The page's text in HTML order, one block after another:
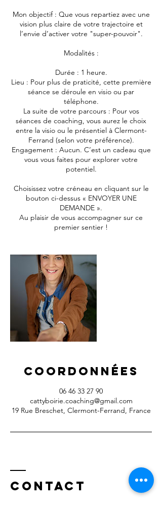
Mon objectif : Que vous repartiez avec une
vision plus claire de votre trajectoire et
l’envie d’activer votre "super-pouvoir".
Modalités :
Durée : 1 heure.
Lieu : Pour plus de praticité, cette première
séance se déroule en visio ou par
téléphone.
La suite de votre parcours : Pour vos
séances de coaching, vous aurez le choix
entre la visio ou le présentiel à Clermont-
Ferrand (selon votre préférence).
Engagement : Aucun. C’est un cadeau que
vous vous faites pour explorer votre
potentiel.
Choisissez votre créneau en cliquant sur le
bouton ci-dessus « ENVOYER UNE
DEMANDE ».
Au plaisir de vous accompagner sur ce
premier sentier !
Coordonnées
06 46 33 27 90
cattyboirie.coaching@gmail.com
19 Rue Breschet, Clermont-Ferrand, France
Contact